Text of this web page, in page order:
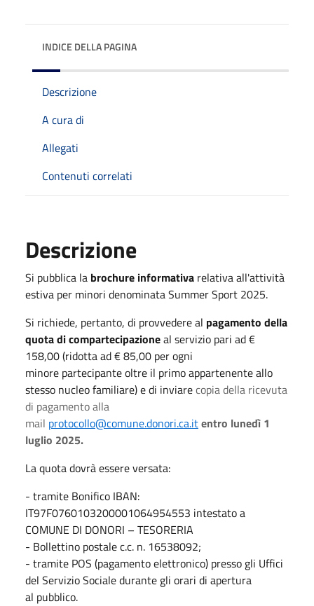
INDICE DELLA PAGINA
Descrizione
A cura di
Allegati
Contenuti correlati
Descrizione
Si pubblica la brochure informativa relativa all'attività
estiva per minori denominata Summer Sport 2025.
Si richiede, pertanto, di provvedere al pagamento della
quota di compartecipazioneal servizio pari ad €
158,00 (ridotta ad € 85,00 per ogni
minore partecipante oltre il primo appartenente allo
stesso nucleo familiare) e di inviarecopia della ricevuta
di pagamento alla
mail protocollo@comune.donori.ca.itentro lunedì 1
luglio 2025.
La quota dovrà essere versata:
- tramite Bonifico IBAN:
IT97F0760103200001064954553 intestato a
COMUNE DI DONORI – TESORERIA
- Bollettino postale c.c. n. 16538092;
- tramite POS (pagamento elettronico) presso gli Uffici
del Servizio Sociale durante gli orari di apertura
al pubblico.